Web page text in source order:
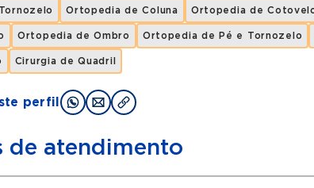
Ortopedia de Coluna Ortopedia de
Ortopedia de Ombro Ortopedia de Pé e Tornozelo
Cirurgia de Quadril
perfil
de atendimento